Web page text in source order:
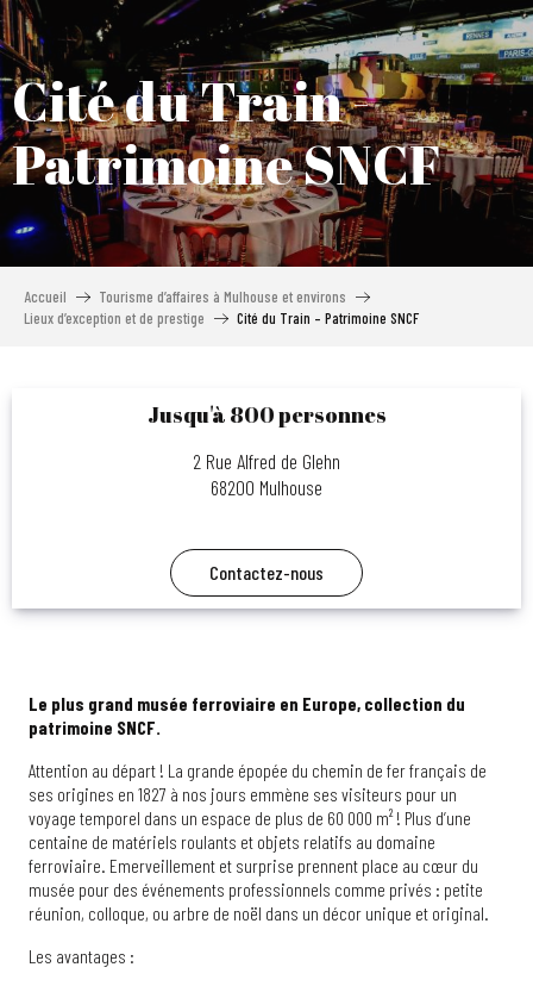
Aller
au
contenu
principal
Cité du Train -
Patrimoine SNCF
Accueil
Tourisme d’affaires à Mulhouse et environs
Lieux d’exception et de prestige
Cité du Train – Patrimoine SNCF
Jusqu'à 800 personnes
2 Rue Alfred de Glehn
68200 Mulhouse
Contactez-nous
Le plus grand musée ferroviaire en Europe, collection du
patrimoine SNCF.
Attention au départ ! La grande épopée du chemin de fer français de
ses origines en 1827 à nos jours emmène ses visiteurs pour un
voyage temporel dans un espace de plus de 60 000 m² ! Plus d’une
centaine de matériels roulants et objets relatifs au domaine
ferroviaire. Emerveillement et surprise prennent place au cœur du
musée pour des événements professionnels comme privés : petite
réunion, colloque, ou arbre de noël dans un décor unique et original.
Les avantages :